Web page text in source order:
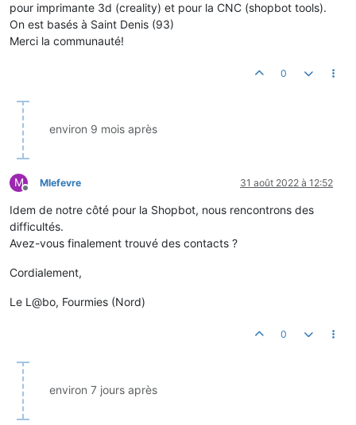
pour imprimante 3d (creality) et pour la CNC (shopbot tools).
On est basés à Saint Denis (93)
Merci la communauté!
0
environ 9 mois après
M
Hors-ligne
Mlefevre 31 août 2022 à 12:52
Idem de notre côté pour la Shopbot, nous rencontrons des
difficultés.
Avez-vous finalement trouvé des contacts ?
Cordialement,
Le L@bo, Fourmies (Nord)
0
environ 7 jours après